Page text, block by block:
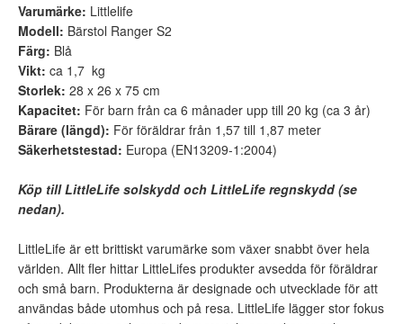
Varumärke: Littlelife
Modell: Bärstol Ranger S2
Färg: Blå
Vikt: ca 1,7 kg
Storlek: 28 x 26 x 75 cm
Kapacitet: För barn från ca 6 månader upp till 20 kg (ca 3 år)
Bärare (längd): För föräldrar från 1,57 till 1,87 meter
Säkerhetstestad: Europa (EN13209-1:2004)
Köp till LittleLife solskydd och LittleLife regnskydd (se
nedan).
LittleLife är ett brittiskt varumärke som växer snabbt över hela
världen. Allt fler hittar LittleLifes produkter avsedda för föräldrar
och små barn. Produkterna är designade och utvecklade för att
användas både utomhus och på resa. LittleLife lägger stor fokus